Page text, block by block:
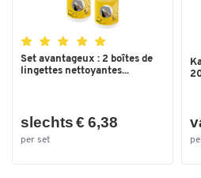
Set avantageux : 2 boîtes de
lingettes nettoyantes...
slechts € 6,38
per set